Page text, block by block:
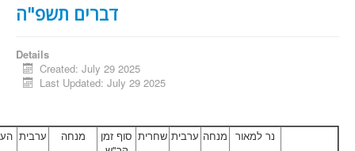
דברים תשפ"ה
Details
Created: July 29 2025
Last Updated: July 29 2025
נר למאור מנחה ערבית שחרית סוף זמן
מנחה ערבית